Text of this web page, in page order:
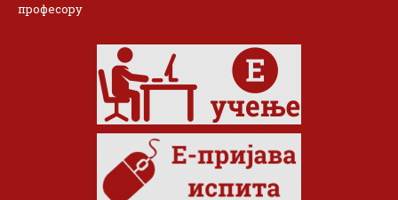
професору